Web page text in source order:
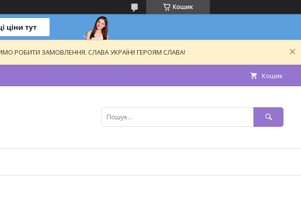
Кошик
РОБИТИ ЗАМОВЛЕННЯ. СЛАВА УКРАЇНІ! ГЕРОЯМ СЛАВА!
Кошик